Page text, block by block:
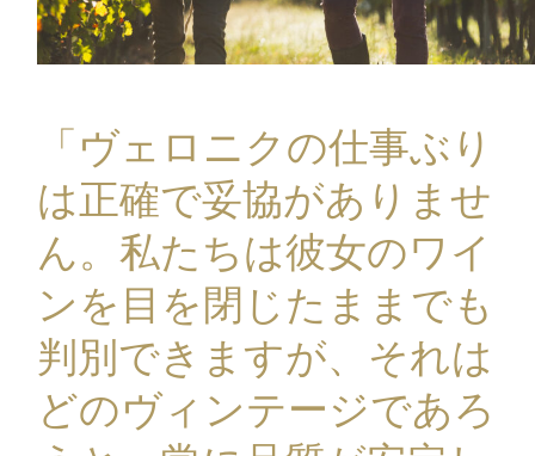
「ヴェロニクの仕事ぶり
は正確で妥協がありませ
ん。私たちは彼女のワイ
ンを目を閉じたままでも
判別できますが、それは
どのヴィンテージであろ